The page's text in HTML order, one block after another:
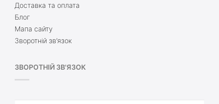
Доставка та оплата
Блог
Мапа сайту
Зворотній зв’язок
ЗВОРОТНІЙ ЗВ'ЯЗОК